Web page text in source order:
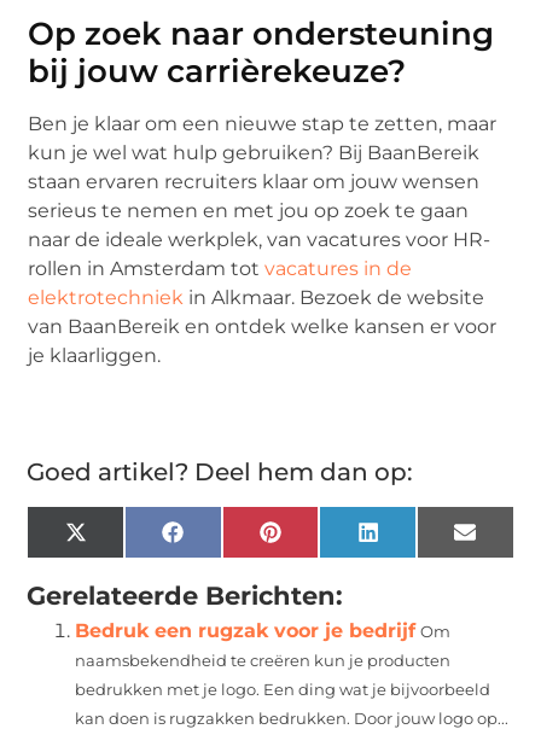
Op zoek naar ondersteuning
bij jouw carrièrekeuze?
Ben je klaar om een nieuwe stap te zetten, maar
kun je wel wat hulp gebruiken? Bij BaanBereik
staan ervaren recruiters klaar om jouw wensen
serieus te nemen en met jou op zoek te gaan
naar de ideale werkplek, van vacatures voor HR-
rollen in Amsterdam totvacatures in de
elektrotechniek in Alkmaar. Bezoek de website
van BaanBereik en ontdek welke kansen er voor
je klaarliggen.
Goed artikel? Deel hem dan op:
X
(Twitter)
FacebookPinterest LinkedIn Email
Gerelateerde Berichten:
Bedruk een rugzak voor je bedrijf Om
naamsbekendheid te creëren kun je producten
bedrukken met je logo. Een ding wat je bijvoorbeeld
kan doen is rugzakken bedrukken. Door jouw logo op...